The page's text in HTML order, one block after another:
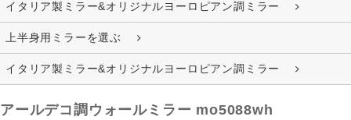
イタリア製ミラー&オリジナルヨーロピアン調ミラー
上半身用ミラーを選ぶ
イタリア製ミラー&オリジナルヨーロピアン調ミラー
アールデコ調ウォールミラー mo5088wh